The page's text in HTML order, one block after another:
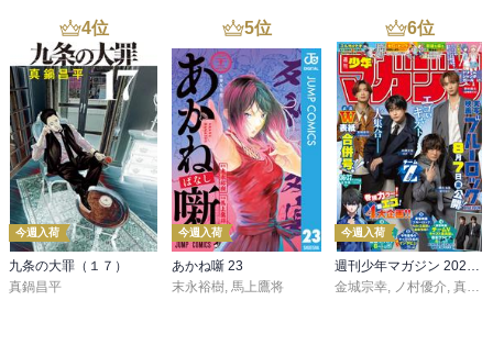
4位
今週入荷
九条の大罪（１７）
真鍋昌平
5位
今週入荷
あかね噺 23
末永裕樹 馬上鷹将
6位
今週入荷
金城宗幸
ノ村優介 真島ヒロ